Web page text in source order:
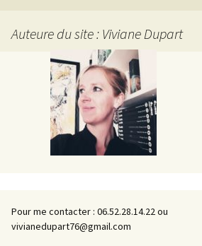
Auteure du site : Viviane Dupart
Pour me contacter : 06.52.28.14.22 ou
vivianedupart76@gmail.com